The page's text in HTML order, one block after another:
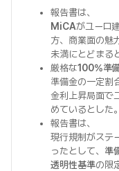
報告書は、
MiCAがユーロ
方、商業面の魅
未満にとどまる
厳格な100%準
準備金の一定割
金利上昇局面で
めているとした。
報告書は、
現行規制がステ
ったとして、 準
透明性基準の限